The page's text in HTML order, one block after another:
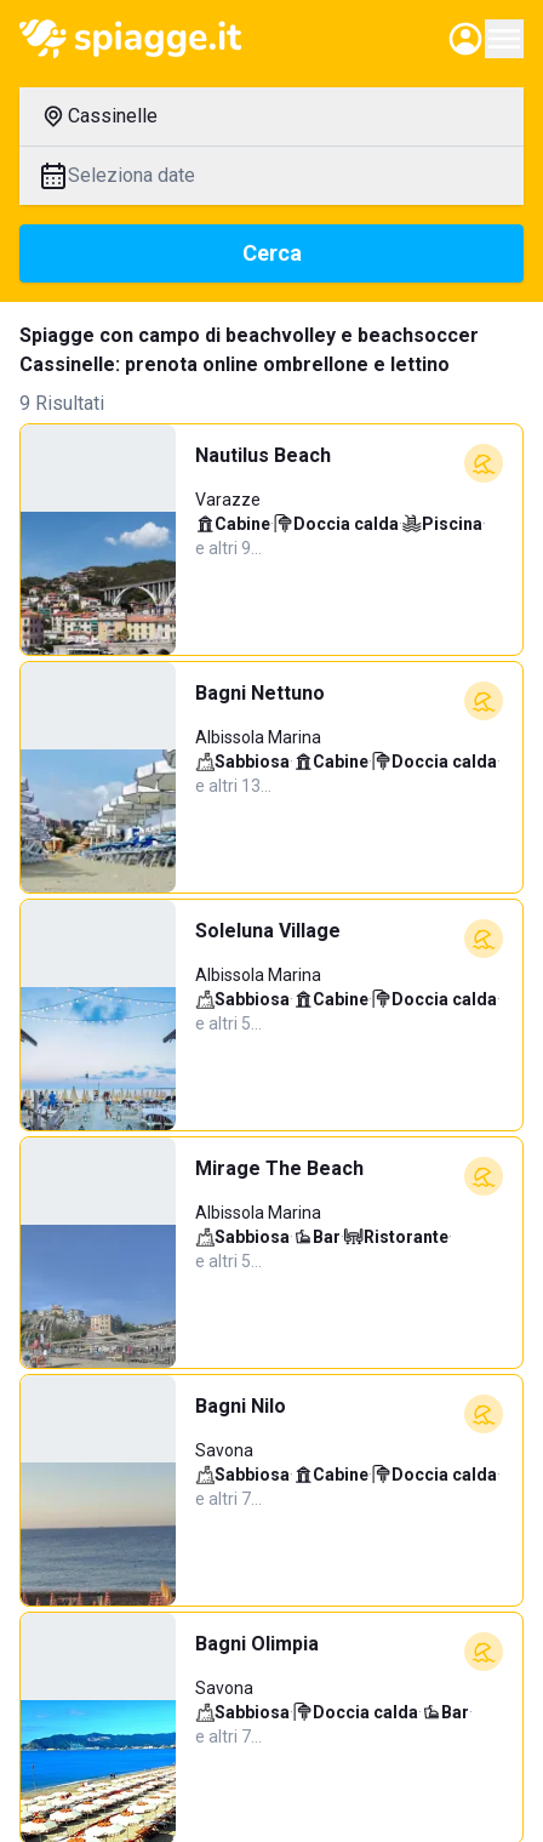
Cassinelle
Seleziona date
Cerca
Spiagge con campo di beachvolley e beachsoccer
Cassinelle: prenota online ombrellone e lettino
9 Risultati
Nautilus Beach
Varazze
Cabine· Doccia calda· Piscina·
e altri 9…
Bagni Nettuno
Albissola Marina
Sabbiosa· Cabine· Doccia calda·
e altri 13…
Soleluna Village
Albissola Marina
Sabbiosa· Cabine· Doccia calda·
e altri 5…
Mirage The Beach
Albissola Marina
Sabbiosa· Bar· Ristorante·
e altri 5…
Bagni Nilo
Savona
Sabbiosa· Cabine· Doccia calda·
e altri 7…
Bagni Olimpia
Savona
Sabbiosa· Doccia calda· Bar·
e altri 7…